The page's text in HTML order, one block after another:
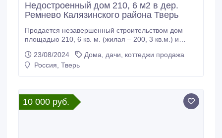
Недостроенный дом 210, 6 м2 в дер.
Ремнево Калязинского района Тверь
Продается незавершенный строительством дом
площадью 210, 6 кв. м. (жилая – 200, 3 кв.м.) и
подсобного хозяйства площадью 4000 кв. м. (40, 0
соток) в дер. Ремнево, д.2 Алферовского сельского
23/08/2024
Дома, дачи, коттеджи продажа
Россия, Тверь
10 000 руб.